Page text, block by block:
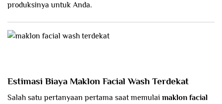
produksinya untuk Anda.
Estimasi Biaya Maklon Facial Wash Terdekat
Salah satu pertanyaan pertama saat memulai maklon facial